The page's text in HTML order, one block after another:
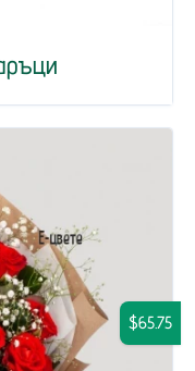
$65.75